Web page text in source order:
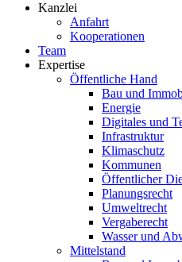
Kanzlei
Anfahrt
Kooperationen
Team
Expertise
Öffentliche Hand
Bau und
Energie
Digitales und
Infrastruktur
Klimaschutz
Kommunen
Öffentlicher
Planungsrecht
Umweltrecht
Vergaberecht
Wasser und
Mittelstand